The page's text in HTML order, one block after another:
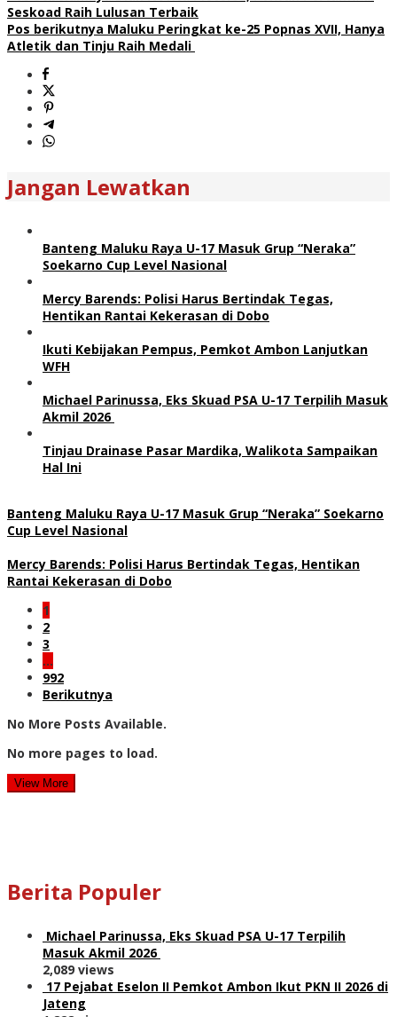
Seskoad Raih Lulusan Terbaik
Pos berikutnya Maluku Peringkat ke-25 Popnas XVII, Hanya
Atletik dan Tinju Raih Medali
Jangan Lewatkan
Banteng Maluku Raya U-17 Masuk Grup “Neraka”
Soekarno Cup Level Nasional
Mercy Barends: Polisi Harus Bertindak Tegas,
Hentikan Rantai Kekerasan di Dobo
Ikuti Kebijakan Pempus, Pemkot Ambon Lanjutkan
WFH
Michael Parinussa, Eks Skuad PSA U-17 Terpilih Masuk
Akmil 2026
Tinjau Drainase Pasar Mardika, Walikota Sampaikan
Hal Ini
Banteng Maluku Raya U-17 Masuk Grup “Neraka” Soekarno
Cup Level Nasional
Mercy Barends: Polisi Harus Bertindak Tegas, Hentikan
Rantai Kekerasan di Dobo
1
2
3
…
992
Berikutnya
No More Posts Available.
No more pages to load.
View More
Berita Populer
Michael Parinussa, Eks Skuad PSA U-17 Terpilih
Masuk Akmil 2026
2,089 views
17 Pejabat Eselon II Pemkot Ambon Ikut PKN II 2026 di
Jateng